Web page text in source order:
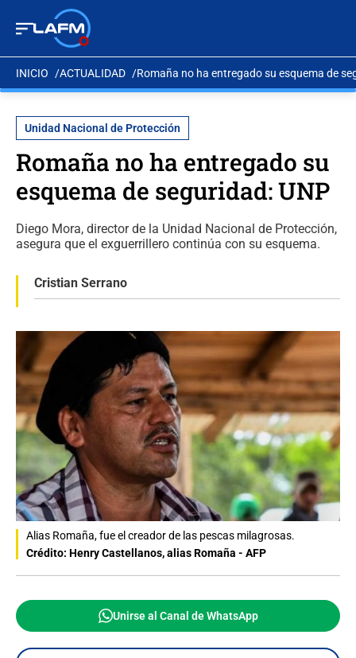
INICIO ACTUALIDAD Romaña no ha entregado su esquema de
Unidad Nacional de Protección
Romaña no ha entregado su
esquema de seguridad: UNP
Diego Mora, director de la Unidad Nacional de Protección,
asegura que el exguerrillero continúa con su esquema.
Cristian Serrano
Alias Romaña, fue el creador de las pescas milagrosas.
Crédito: Henry Castellanos, alias Romaña - AFP
Unirse al Canal de WhatsApp